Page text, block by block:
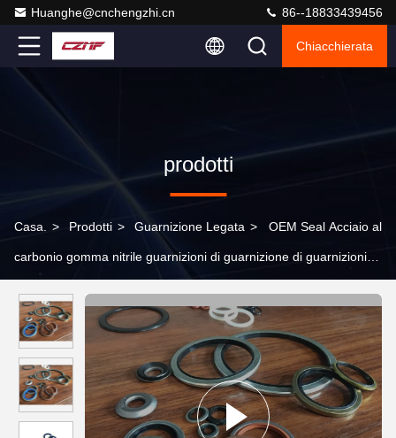
Huanghe@cnchengzhi.cn 86--18833439456
Chiacchierata
prodotti
Casa. > Prodotti > Guarnizione Legata > OEM Seal Acciaio al
carbonio gomma nitrile guarnizioni di guarnizione di guarnizioni di